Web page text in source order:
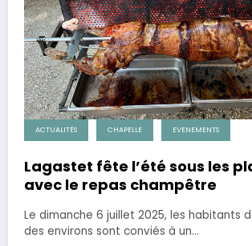
ACTUALITÉS CHAPELLE EVENEMENTS
Lagastet fête l’été sous les
avec le repas champêtre
Le dimanche 6 juillet 2025, les habitants
des environs sont conviés à un…